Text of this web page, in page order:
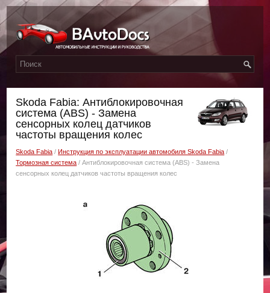
Skoda Fabia: Антиблокировочная
система (ABS) - Замена
сенсорных колец датчиков
частоты вращения колес
Skoda Fabia /Инструкция по эксплуатации автомобиля Skoda Fabia /
Тормозная система / Антиблокировочная система (ABS) - Замена
сенсорных колец датчиков частоты вращения колес